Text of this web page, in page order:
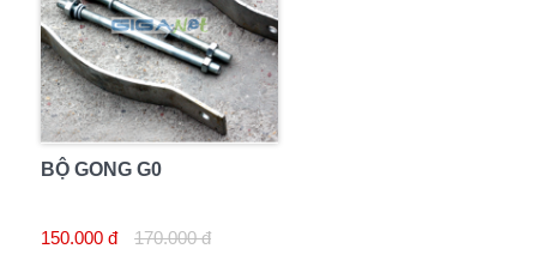
BỘ GONG G0
150.000 đ 170.000 đ